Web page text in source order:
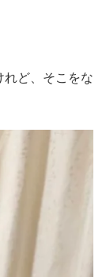
れど、そこをな